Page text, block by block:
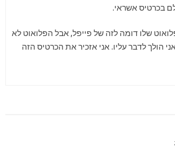
בכרטיס אשראי.
שלו דומה לזה של פייפל, אבל הפלואוט לא
הולך לדבר עליו. אני אזכיר את הכרטיס הזה